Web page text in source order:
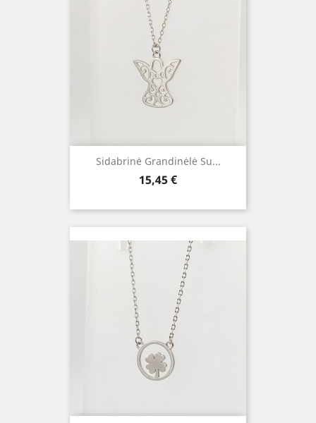
Sidabrinė Grandinėlė Su...
Kaina
15,45 €